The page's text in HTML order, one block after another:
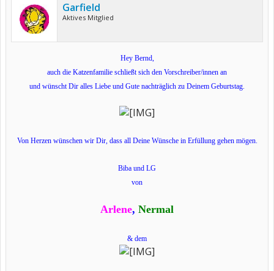
Garfield
Aktives Mitglied
Hey Bernd,
auch die Katzenfamilie schließt sich den Vorschreiber/innen an
und wünscht Dir alles Liebe und Gute nachträglich zu Deinem Geburtstag.
Von Herzen wünschen wir Dir, dass all Deine Wünsche in Erfüllung gehen mögen.
Biba und LG
von
Arlene, Nermal
& dem